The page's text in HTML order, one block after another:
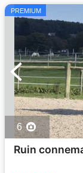
PREMIUM
6
Ruin